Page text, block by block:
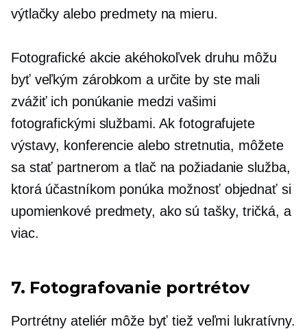
výtlačky alebo predmety na mieru.
Fotografické akcie akéhokoľvek druhu môžu
byť veľkým zárobkom a určite by ste mali
zvážiť ich ponúkanie medzi vašimi
fotografickými službami. Ak fotografujete
výstavy, konferencie alebo stretnutia, môžete
sa stať partnerom a tlač na požiadanie služba,
ktorá účastníkom ponúka možnosť objednať si
upomienkové predmety, ako sú tašky,tričká, a
viac.
7. Fotografovanie portrétov
Portrétny ateliér môže byť tiež veľmi lukratívny.